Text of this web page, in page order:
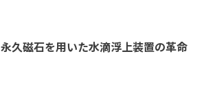
永久磁石を用いた水滴浮上装置の革命